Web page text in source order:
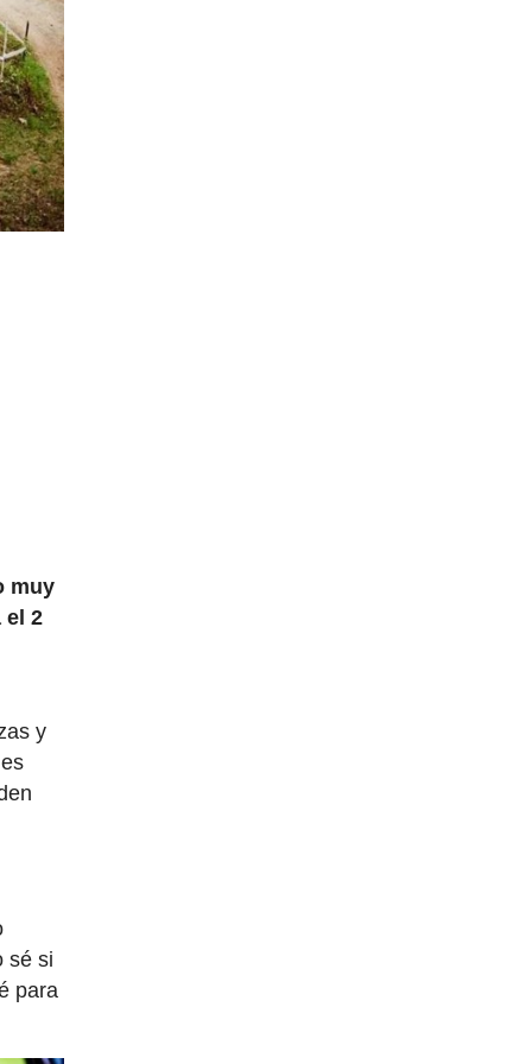
muy
el 2
y
sé si
para